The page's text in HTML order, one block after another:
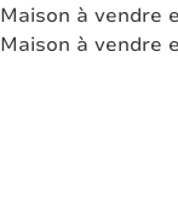
Maison à vendre
Maison à vendre